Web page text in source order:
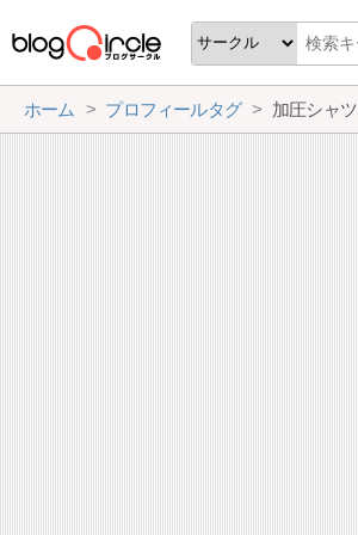
ホーム プロフィールタグ 加圧シャツ